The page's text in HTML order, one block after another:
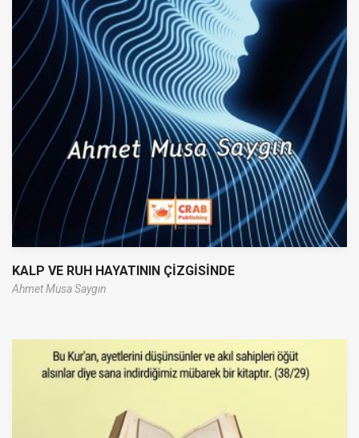
KALP VE RUH HAYATININ ÇİZGİSİNDE
Ahmet Musa Saygın